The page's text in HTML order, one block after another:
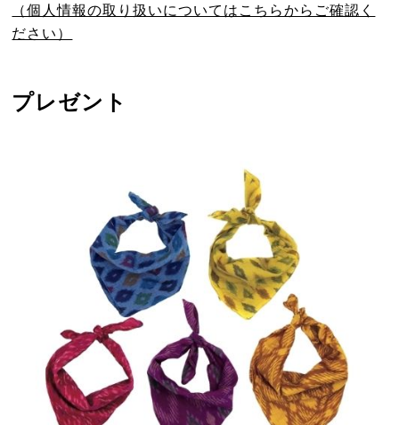
（個人情報の取り扱いについてはこちらからご確認く
ださい）
プレゼント